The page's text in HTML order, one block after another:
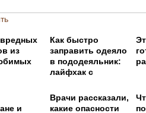
из
Как быстро
заправить одеяло
в пододеяльник:
лайфхак с
и
Врачи рассказали,
какие опасности